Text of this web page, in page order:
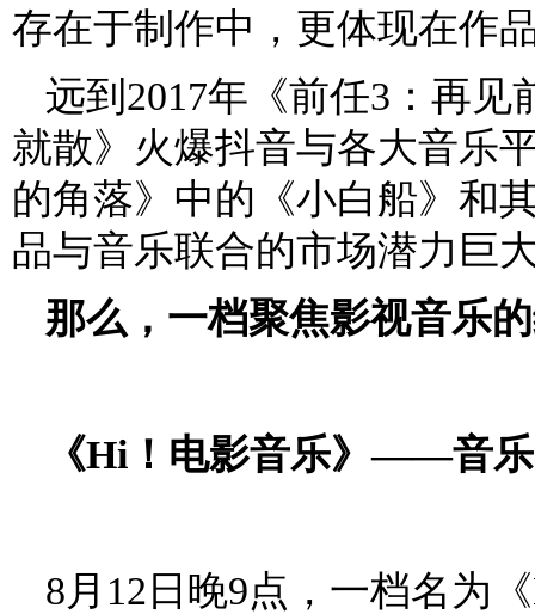
存在于制作中，更体现在作
远到2017年《前任3：再
就散》火爆抖音与各大音乐
的角落》中的《小白船》和
品与音乐联合的市场潜力巨
那么，一档聚焦影视音乐
《Hi！电影音乐》——音
8月12日晚9点，一档名为